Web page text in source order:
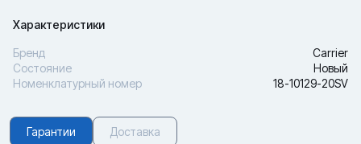
Характеристики
Бренд
Carrier
Состояние
Новый
Номенклатурный номер
18-10129-20SV
Гарантии Доставка